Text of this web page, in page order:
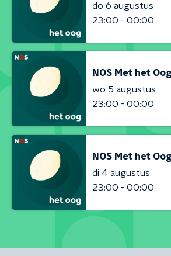
do 6 augustus
23:00 - 00:00
NOS Met het
wo 5 augustus
23:00 - 00:00
NOS Met het
di 4 augustus
23:00 - 00:00